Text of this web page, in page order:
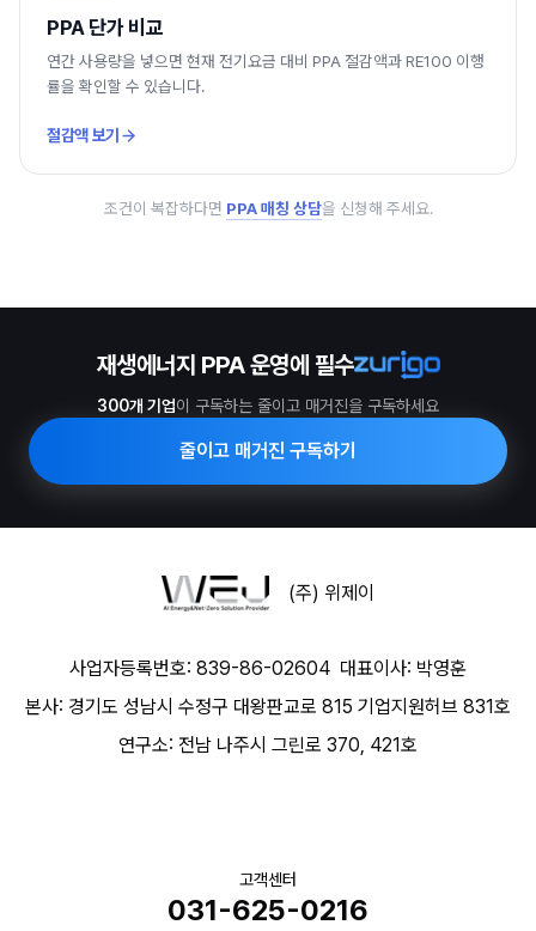
PPA 단가 비교
연간 사용량을 넣으면 현재 전기요금 대비 PPA 절감액과 RE100 이행
률을 확인할 수 있습니다.
절감액 보기
조건이 복잡하다면 PPA 매칭 상담을 신청해 주세요.
재생에너지 PPA 운영에 필수
300개 기업이 구독하는 줄이고 매거진을 구독하세요
줄이고 매거진 구독하기
(주) 위제이
사업자등록번호: 839-86-02604 대표이사: 박영훈
본사: 경기도 성남시 수정구 대왕판교로 815 기업지원허브 831호
연구소: 전남 나주시 그린로 370, 421호
고객센터
031-625-0216